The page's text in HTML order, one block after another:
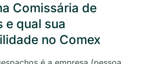
Comissária de
e qual sua
no Comex